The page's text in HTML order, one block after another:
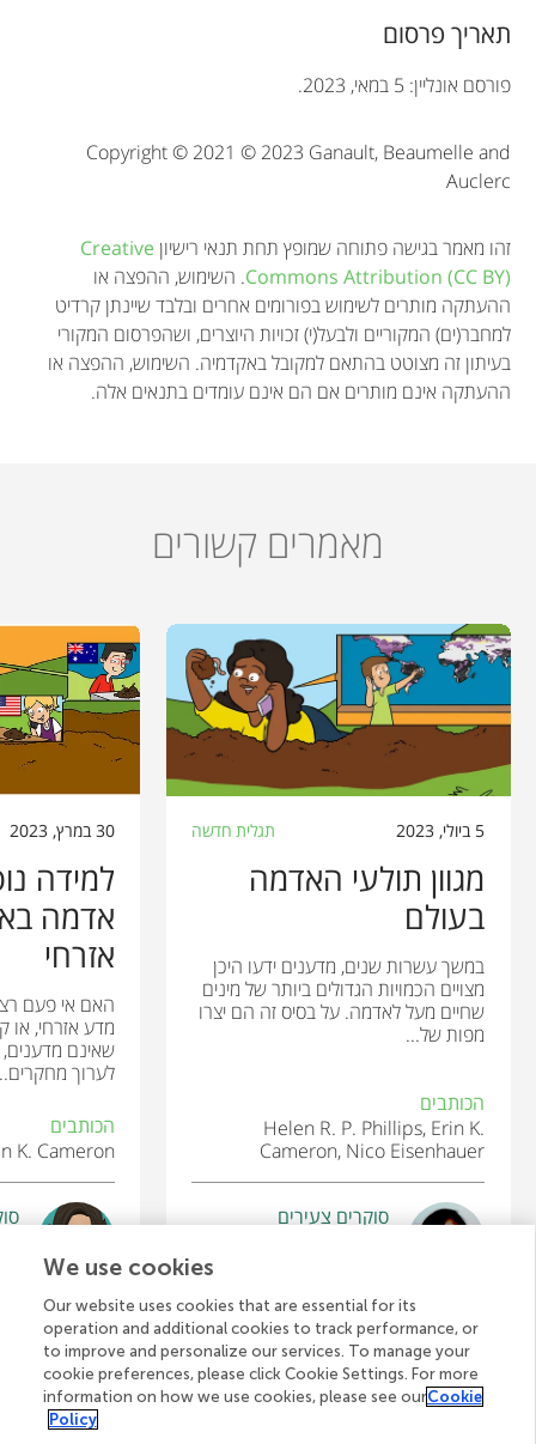
i
o
תאריך פרסום
פורסם אונליין: 5 במאי, 2023.
Copyright © 2021 © 2023 Ganault, Beaumelle and
Auclerc
זהו מאמר בגישה פתוחה שמופץ תחת תנאי רישיון Creative
Commons Attribution (CC BY). השימוש, ההפצה או
ההעתקה מותרים לשימוש בפורומים אחרים ובלבד שיינתן קרדיט
למחבר(ים) המקוריים ולבעל(י) זכויות היוצרים, ושהפרסום המקורי
בעיתון זה מצוטט בהתאם למקובל באקדמיה. השימוש, ההפצה או
ההעתקה אינם מותרים אם הם אינם עומדים בתנאים אלה.
מאמרים קשורים
5 ביולי, 2023 תגלית חדשה
מגוון תולעי האדמה
בעולם
במשך עשרות שנים, מדענים ידעו היכן
מצויים הכמויות הגדולים ביותר של מינים
שחיים מעל לאדמה. על בסיס זה הם יצרו
מפות של...
הכותבים
Helen R. P. Phillips, Erin K.
Cameron, Nico Eisenhauer
סוקרים צעירים
30 במרץ, 2023
למידה
אדמה
אזרחי
האם אי פעם
מדע אזרחי, או
שאינם
לערוך
הכותבים
K. Cameron
לצפייה בכל המאמרים
We use cookies
Our website uses cookies that are essential for its
operation and additional cookies to track performance, or
to improve and personalize our services. To manage your
cookie preferences, please click Cookie Settings. For more
information on how we use cookies, please see ourCookie
Policy